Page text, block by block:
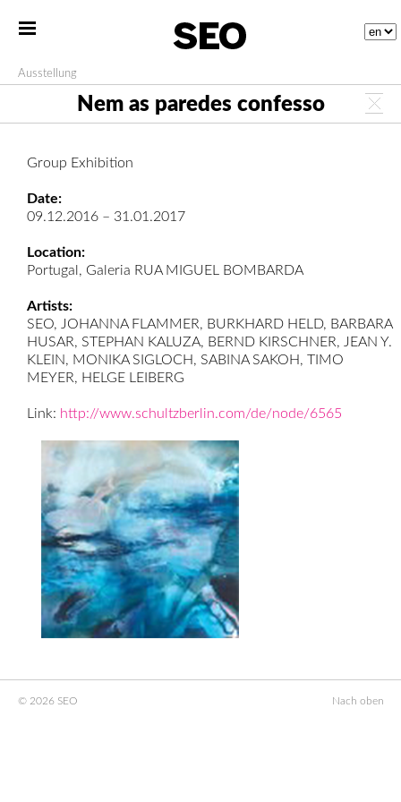
Nem as paredes confesso
Ausstellung
Group Exhibition
Date:
09.12.2016 – 31.01.2017
Location:
Portugal, Galeria RUA MIGUEL BOMBARDA
Artists:
SEO, JOHANNA FLAMMER, BURKHARD HELD, BARBARA
HUSAR, STEPHAN KALUZA, BERND KIRSCHNER, JEAN Y.
KLEIN, MONIKA SIGLOCH, SABINA SAKOH, TIMO
MEYER, HELGE LEIBERG
Link: http://www.schultzberlin.com/de/node/6565
© 2026 SEO Nach oben